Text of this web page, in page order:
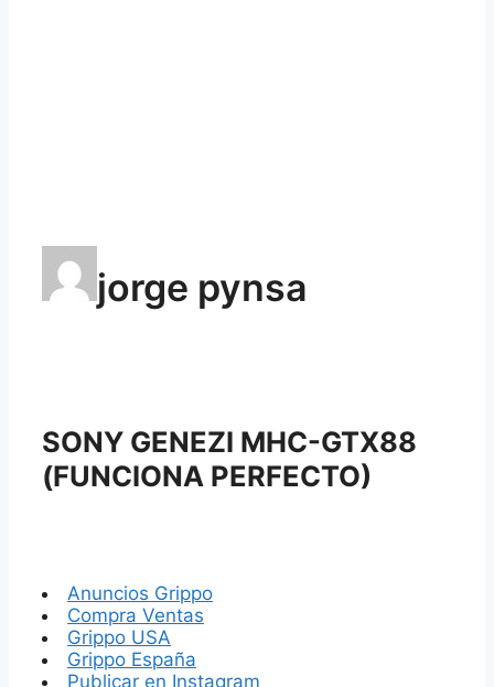
jorge pynsa
SONY GENEZI MHC-GTX88
(FUNCIONA PERFECTO)
Anuncios Grippo
Compra Ventas
Grippo USA
Grippo España
Publicar en Instagram